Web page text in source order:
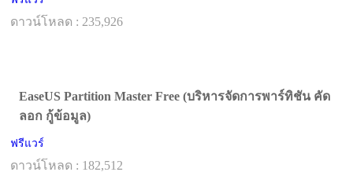
ดาวน์โหลด : 235,926
EaseUS Partition Master Free (บริหารจัดการพาร์ทิชัน คัด
ลอก กู้ข้อมูล)
ฟรีแวร์
ดาวน์โหลด : 182,512